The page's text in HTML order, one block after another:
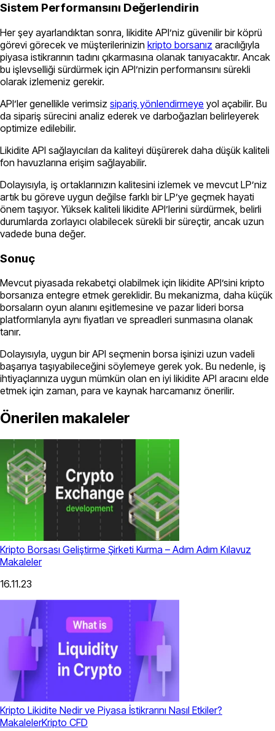
Sistem Performansını Değerlendirin
Her şey ayarlandıktan sonra, likidite API’niz güvenilir bir köprü
görevi görecek ve müşterilerinizin kripto borsanız aracılığıyla
piyasa istikrarının tadını çıkarmasına olanak tanıyacaktır. Ancak
bu işlevselliği sürdürmek için API’nizin performansını sürekli
olarak izlemeniz gerekir.
API’ler genellikle verimsiz sipariş yönlendirmeye yol açabilir. Bu
da sipariş sürecini analiz ederek ve darboğazları belirleyerek
optimize edilebilir.
Likidite API sağlayıcıları da kaliteyi düşürerek daha düşük kaliteli
fon havuzlarına erişim sağlayabilir.
Dolayısıyla, iş ortaklarınızın kalitesini izlemek ve mevcut LP’niz
artık bu göreve uygun değilse farklı bir LP’ye geçmek hayati
önem taşıyor. Yüksek kaliteli likidite API’lerini sürdürmek, belirli
durumlarda zorlayıcı olabilecek sürekli bir süreçtir, ancak uzun
vadede buna değer.
Sonuç
Mevcut piyasada rekabetçi olabilmek için likidite API’sini kripto
borsanıza entegre etmek gereklidir. Bu mekanizma, daha küçük
borsaların oyun alanını eşitlemesine ve pazar lideri borsa
platformlarıyla aynı fiyatları ve spreadleri sunmasına olanak
tanır.
Dolayısıyla, uygun bir API seçmenin borsa işinizi uzun vadeli
başarıya taşıyabileceğini söylemeye gerek yok. Bu nedenle, iş
ihtiyaçlarınıza uygun mümkün olan en iyi likidite API aracını elde
etmek için zaman, para ve kaynak harcamanız önerilir.
Önerilen makaleler
Kripto Borsası Geliştirme Şirketi Kurma – Adım Adım Kılavuz
Makaleler
16.11.23
Kripto Likidite Nedir ve Piyasa İstikrarını Nasıl Etkiler?
MakalelerKripto CFD